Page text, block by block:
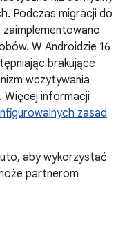
Podczas migracji do
zaimplementowano
W Androidzie 16
brakujące
wczytywania
Więcej informacji
zasad
aby wykorzystać
partnerom